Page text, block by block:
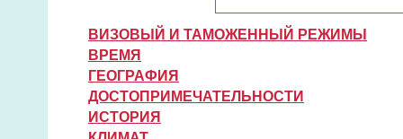
ВИЗОВЫЙ И ТАМОЖЕННЫЙ РЕЖИМЫ
ВРЕМЯ
ГЕОГРАФИЯ
ДОСТОПРИМЕЧАТЕЛЬНОСТИ
ИСТОРИЯ